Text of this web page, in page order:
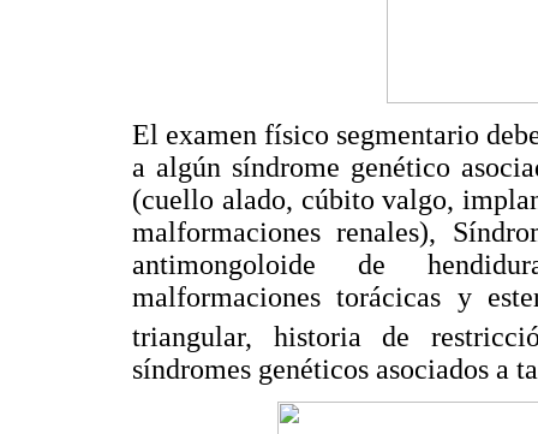
El examen físico segmentario
a algún síndrome genético
(cuello alado, cúbito valgo,
malformaciones renales),
antimongoloide de
malformaciones torácicas y
triangular, historia de
síndromes genéticos asociados a